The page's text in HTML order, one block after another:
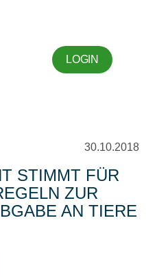
LOGIN
30.10.2018
STIMMT FÜR
ZUR
AN TIERE